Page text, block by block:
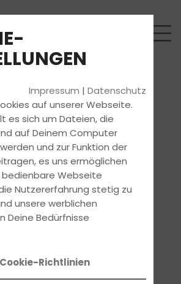
Impressum |Datenschutz
auf unserer Webseite.
es sich um Dateien, die
auf Deinem Computer
und zur Funktion der
es uns ermöglichen
Webseite
Nutzererfahrung stetig zu
unsere werblichen
Deine Bedürfnisse
Cookie-Richtlinien